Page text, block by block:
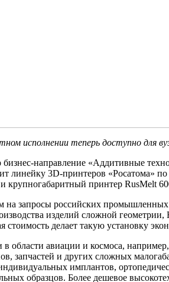
исполнении теперь доступно для
направление «Аддитивные
3D-принтеров «Росатома»
крупногабаритный принтер RusMelt
на запросы российских
изделий сложной
стоимость делает такую установку
области авиации и космоса,
запчастей и других сложных
имплантов,
образцов. Более дешевое